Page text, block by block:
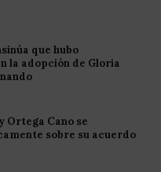
que hubo
la adopción de Gloria
Ortega Cano se
sobre su acuerdo